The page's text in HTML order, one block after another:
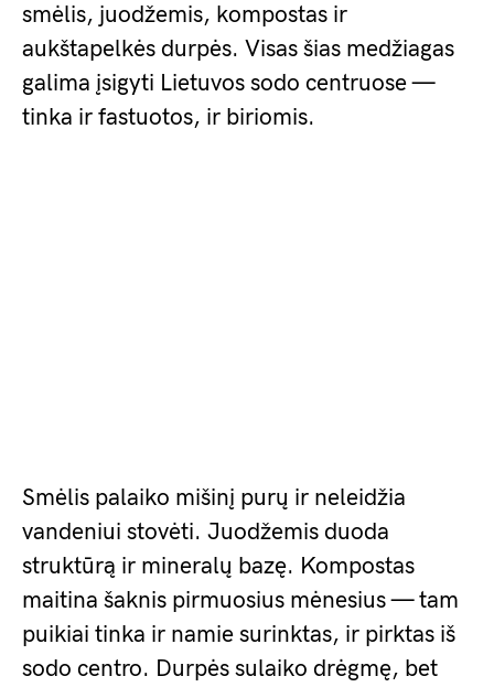
smėlis, juodžemis, kompostas ir
aukštapelkės durpės. Visas šias medžiagas
galima įsigyti Lietuvos sodo centruose —
tinka ir fastuotos, ir biriomis.
Smėlis palaiko mišinį purų ir neleidžia
vandeniui stovėti. Juodžemis duoda
struktūrą ir mineralų bazę. Kompostas
maitina šaknis pirmuosius mėnesius — tam
puikiai tinka ir namie surinktas, ir pirktas iš
sodo centro. Durpės sulaiko drėgmę, bet